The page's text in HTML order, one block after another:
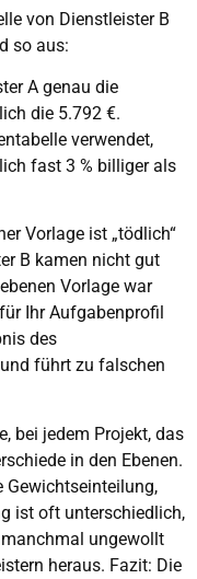
von Dienstleister B
so aus:
A genau die
die 5.792 €.
verwendet,
fast 3 % billiger als
Vorlage ist „tödlich“
B kamen nicht gut
Vorlage war
Ihr Aufgabenprofil
des
führt zu falschen
bei jedem Projekt, das
in den Ebenen.
Gewichtseinteilung,
ist oft unterschiedlich,
ungewollt
heraus. Fazit: Die